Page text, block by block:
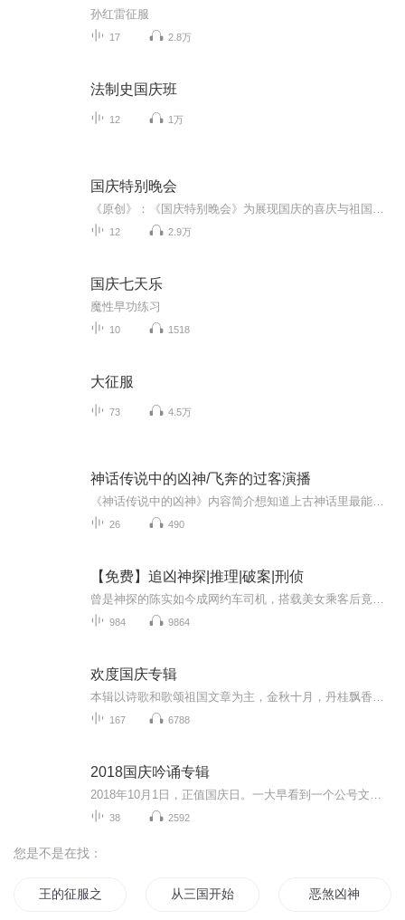
孙红雷征服
17 2.8万
法制史国庆班
12 1万
国庆特别晚会
12 2.9万
国庆七天乐
魔性早功练习
10 1518
大征服
73 4.5万
神话传说中的凶神/飞奔的过客演播
26 490
【免费】追凶神探|推理|破案|刑侦
984 9864
欢度国庆专辑
167 6788
2018国庆吟诵专辑
38 2592
您是不是在找：
王的征服之路 从三国开始征服 恶煞凶神